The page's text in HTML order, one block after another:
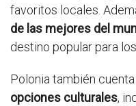
favoritos locales.
de las mejores del
destino popular para
Polonia también
opciones culturales,